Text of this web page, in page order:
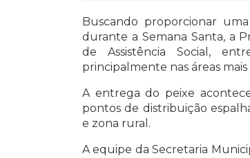
Buscando proporcionar
durante a Semana Santa, a
de Assistência Social,
principalmente nas áreas
A entrega do peixe
pontos de distribuição
e zona rural.
A equipe da Secretaria